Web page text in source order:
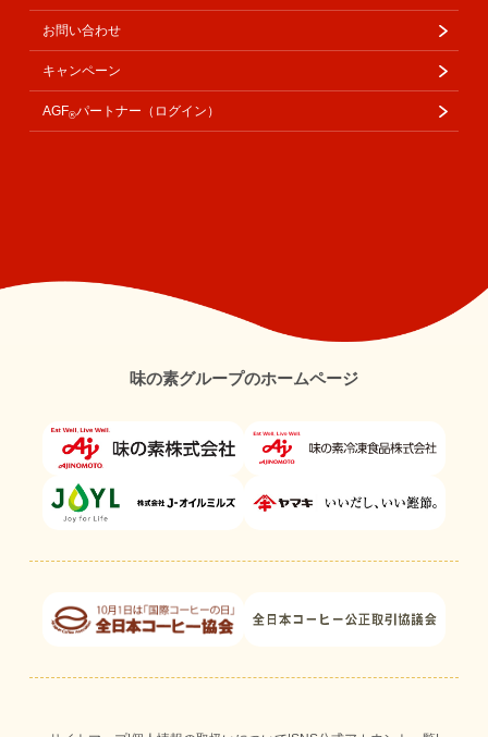
お問い合わせ
キャンペーン
AGF®パートナー（ログイン）
味の素グループのホームページ